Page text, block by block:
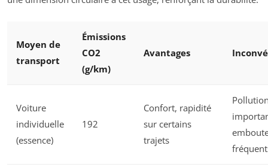
Moyen de
transport
Émissions
CO2
(g/km)
Avantages
Voiture
individuelle
(essence)
192
Confort, rapidité
sur certains
trajets